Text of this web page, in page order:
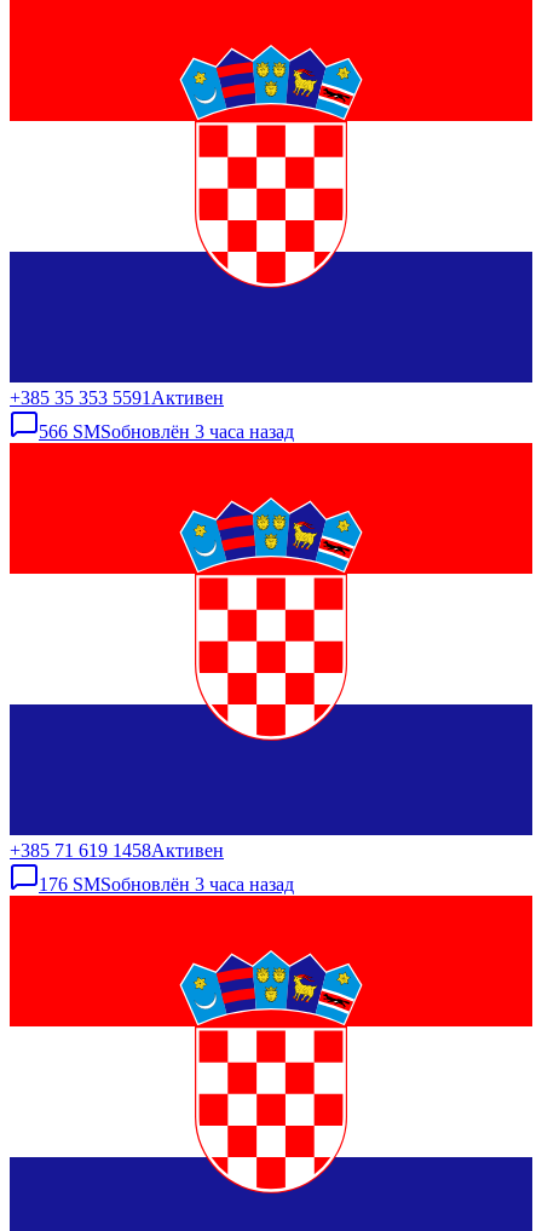
+385 35 353 5591 Активен
566 SMSобновлён 3 часа назад
+385 71 619 1458Активен
176 SMSобновлён 3 часа назад